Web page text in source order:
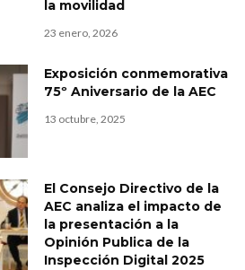
la movilidad
23 enero, 2026
Exposición conmemorativa
75º Aniversario de la AEC
13 octubre, 2025
El Consejo Directivo de la
AEC analiza el impacto de
la presentación a la
Opinión Publica de la
Inspección Digital 2025